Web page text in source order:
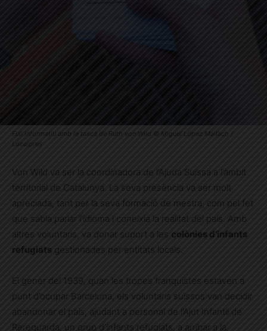
Full informatiu amb la tasca de Ruth von Wild © Miguel López Mallach /
Localpres
Von Wild va ser la coordinadora de l’Ajuda Suïssa a l’àmbit
territorial de Catalunya. La seva presència va ser molt
apreciada, tant per la seva formació de mestra, com pel fet
que sabia parlar l’idioma i coneixia la realitat del país. Amb
altres voluntaris, va donar suport a les colònies d’infants
refugiats gestionades per entitats locals.
El gener del 1939, quan les tropes franquistes estaven a
punt d’ocupar Barcelona, els voluntaris suïssos van decidir
abandonar el país, ajudant a personal de l’Ajut Infantil de
Rereguarda, un grup d’infants refugiats, a arribar a la